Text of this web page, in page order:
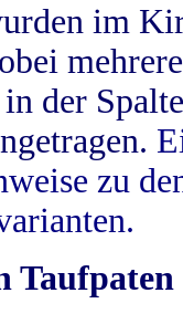
im
der
zu
Taufpaten